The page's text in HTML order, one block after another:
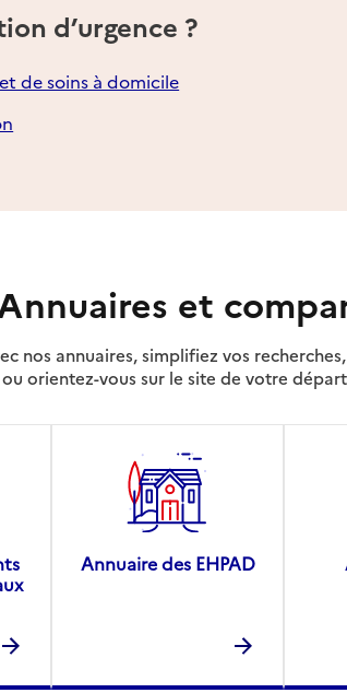
d’urgence ?
de soins à domicile
et
nos annuaires, simplifiez vos
ou orientez-vous sur le site de votre
Annuaire des EHPAD